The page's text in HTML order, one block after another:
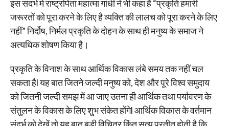
इस संदर्भ में राष्ट्रपिता महात्मा गांधी ने भी कहा है “प्रकृति हमारी
जरूरतों को पूरा करने के लिए है व्यक्ति की लालच को पूरा करने के लिए
नहीं” निर्दोष, निर्मल प्रकृति के दोहन के साथ ही मनुष्य के समाज ने
अत्यधिक शोषण किया है।
प्रकृति के विनाश के साथ आर्थिक विकास लंबे समय तक नहीं चल
सकता हैl यह बात जितने जल्दी मनुष्य को, देश और पूरे विश्व समुदाय
को जितनी जल्दी समझ में आ जाए उतना ही आर्थिक तथा पर्यावरण के
संतुलन के विकास के लिए शुभ संकेत होंगेl आर्थिक विकास के वर्तमान